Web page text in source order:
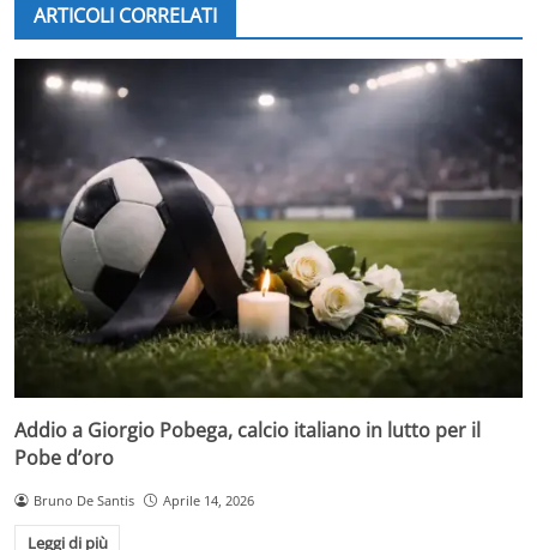
ARTICOLI CORRELATI
Addio a Giorgio Pobega, calcio italiano in lutto per il
Pobe d’oro
Bruno De Santis Aprile 14, 2026
Leggi di più